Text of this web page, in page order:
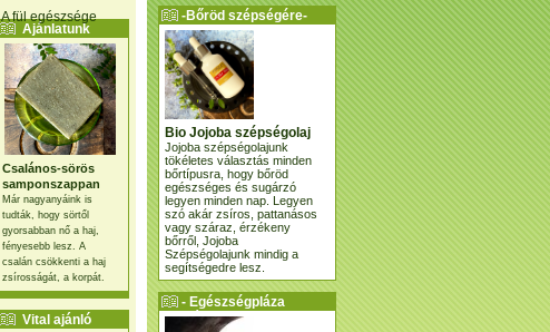
A fül egészsége
Ajánlatunk
Csalános-sörös
samponszappan
Már nagyanyáink is
tudták, hogy sörtől
gyorsabban nő a haj,
fényesebb lesz. A
csalán csökkenti a haj
zsírosságát, a korpát.
Vital ajánló
-Bőröd szépségére-
Bio Jojoba szépségolaj
Jojoba szépségolajunk
tökéletes választás minden
bőrtípusra, hogy bőröd
egészséges és sugárzó
legyen minden nap. Legyen
szó akár zsíros, pattanásos
vagy száraz, érzékeny
bőrről, Jojoba
Szépségolajunk mindig a
segítségedre lesz.
- Egészségpláza
ajánlatunk -